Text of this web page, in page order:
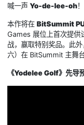
喊一声 Yo-de-lee-oh！
本作将在 BitSummit
Games 展位上首次提供
战，赢取特别奖品。此
六）在 BitSummit 主舞
《Yodelee Golf》先导